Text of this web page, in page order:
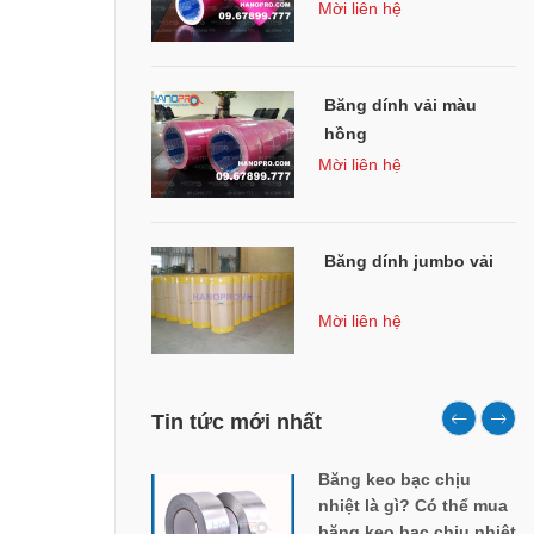
Mời liên hệ
Băng dính vải màu
hồng
Mời liên hệ
Băng dính jumbo vải
Mời liên hệ
Tin tức mới nhất
Băng keo bạc chịu
nhiệt là gì? Có thể mua